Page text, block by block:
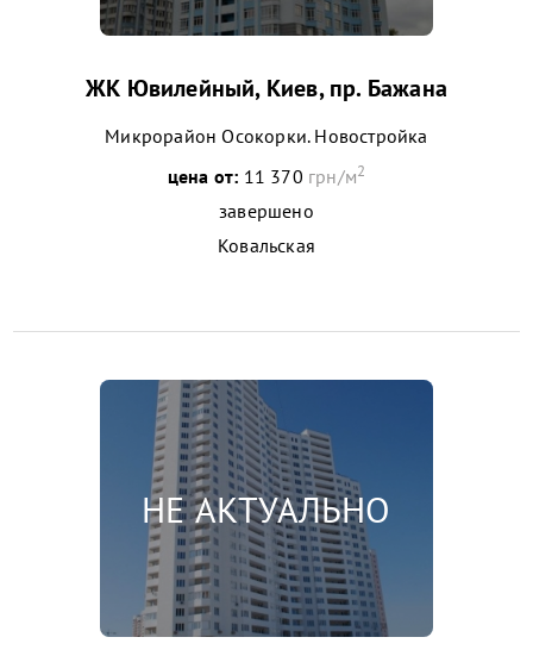
ЖК Ювилейный, Киев, пр. Бажана
Микрорайон Осокорки. Новостройка
цена от: 11 370 грн/м2
завершено
Ковальская